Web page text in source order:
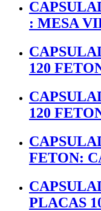
: MESA
120
120
FETON:
PLACAS